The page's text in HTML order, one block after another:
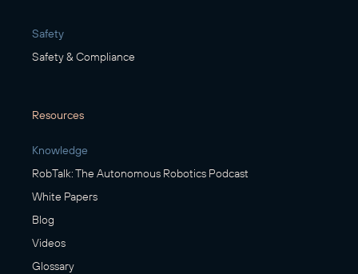
Safety
Safety & Compliance
Resources
Knowledge
RobTalk: The Autonomous Robotics Podcast
White Papers
Blog
Videos
Glossary